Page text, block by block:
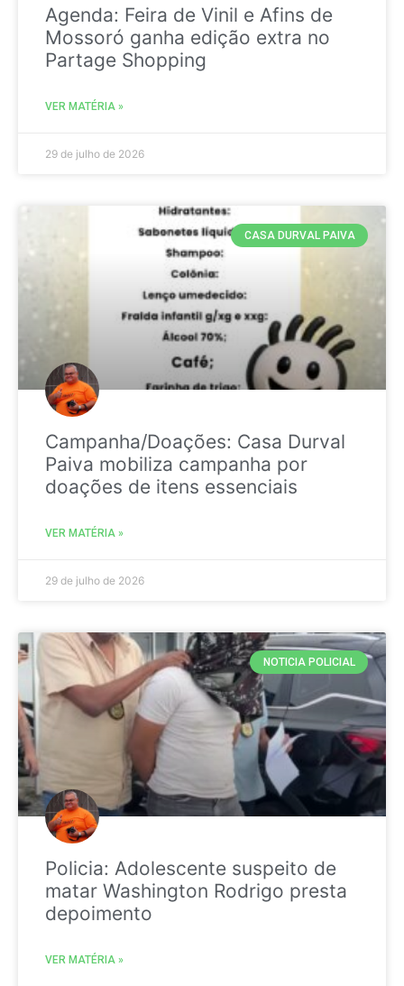
Agenda: Feira de Vinil e Afins de
Mossoró ganha edição extra no
Partage Shopping
VER MATÉRIA »
29 de julho de 2026
CASA DURVAL PAIVA
Campanha/Doações: Casa Durval
Paiva mobiliza campanha por
doações de itens essenciais
VER MATÉRIA »
29 de julho de 2026
NOTICIA POLICIAL
Policia: Adolescente suspeito de
matar Washington Rodrigo presta
depoimento
VER MATÉRIA »